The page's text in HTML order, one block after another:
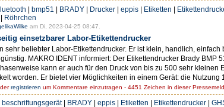
| bmp51 | BRADY | Drucker | eppis | Etiketten |
| Röhrchen
am Di, 2023-04-25 08:47.
einsetzbarer Labor-Etikettendrucker
sehr beliebter Labor-Etikettendrucker. Er ist klein, handlich,
MAKRO IDENT informiert: Der Etikettendrucker Brady
kann er auch für den Druck von bis zu 500 sehr
worden. Er bietet vier Möglichkeiten in einem Gerät: die Nutzung
registrieren um Kommentare einzutragen - 4451 Zeichen in dieser
beschriftungsgerät| BRADY | eppis | Etiketten | Etikettendrucker |